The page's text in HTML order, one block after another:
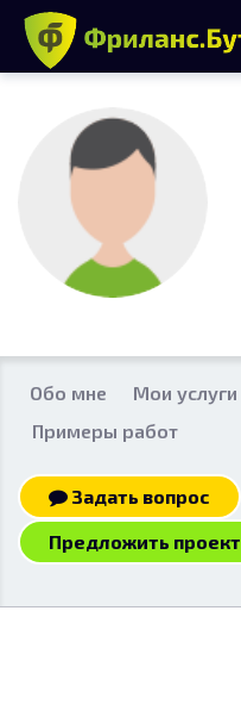
Обо мне Мои услуги
Примеры работ
Задать вопрос
Предложить проект